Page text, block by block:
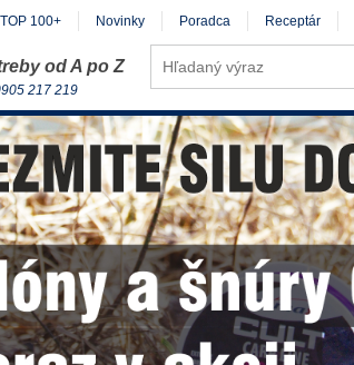
od A po Z
217 219
TOP 100+ Novinky Poradca Receptár